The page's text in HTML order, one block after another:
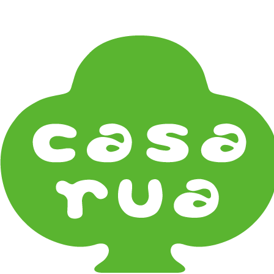
《作家・工芸》Crafts
木工 Woodwork
《器タイプ》Tableware Type
鉢・小鉢 Small Bowls
小皿・豆皿 Small Plates & Pea Cups
平皿 Flat Plates
中皿 Side Plates